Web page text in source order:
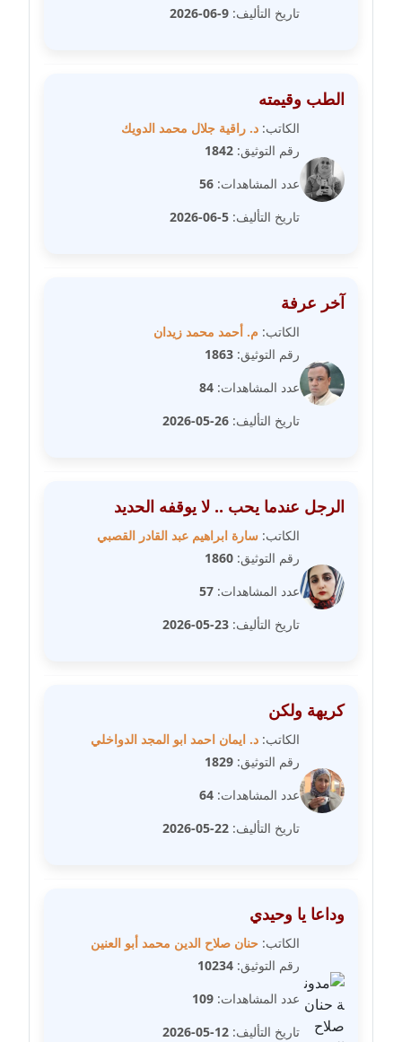
مدونة عبير محمد
عاملة
مدونة عزة الأمير
عاملة
مدونة عزة بركة
عاملة
عاملة
مدونة عفاف حسين
عاملة
مدونة علا ابو السعادات
عاملة
عاملة
مدونة علاء سرحان
عاملة
عاملة
مدونة عماد مصباح
عاملة
عاملة
مدونة غادة سيد
عاملة
مدونة غازي جابر
عاملة
تاريخ التأليف: 9-06-2026
الطب وقيمته
الكاتب: د. راقية جلال محمد الدويك
رقم التوثيق: 1842
عدد المشاهدات: 56
تاريخ التأليف: 5-06-2026
آخر عرفة
الكاتب: م. أحمد محمد زيدان
رقم التوثيق: 1863
عدد المشاهدات: 84
تاريخ التأليف: 26-05-2026
الرجل عندما يحب .. لا يوقفه الحديد
الكاتب: سارة ابراهيم عبد القادر القصبي
رقم التوثيق: 1860
عدد المشاهدات: 57
تاريخ التأليف: 23-05-2026
كريهة ولكن
الكاتب: د. ايمان احمد ابو المجد الدواخلي
رقم التوثيق: 1829
عدد المشاهدات: 64
تاريخ التأليف: 22-05-2026
وداعا يا وحيدي
الكاتب: حنان صلاح الدين محمد أبو العنين
رقم التوثيق: 10234
عدد المشاهدات: 109
تاريخ التأليف: 12-05-2026